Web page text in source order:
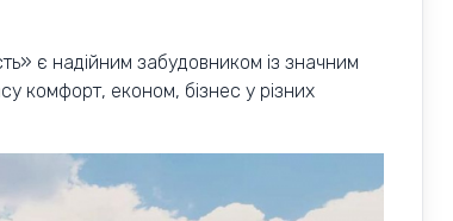
є надійним забудовником із значним
комфорт, економ, бізнес у різних